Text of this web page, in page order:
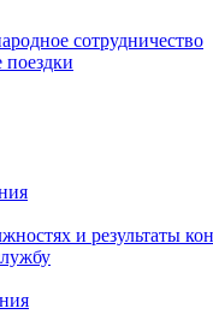
сотрудничество
и результаты